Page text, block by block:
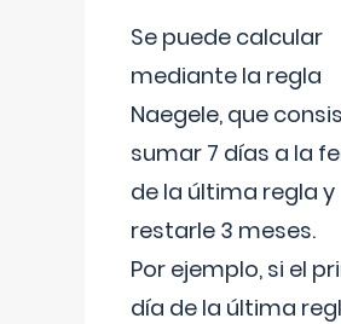
Se puede calcular
mediante la regla
Naegele, que
sumar 7 días a la
de la última regla y
restarle 3 meses.
Por ejemplo, si el
día de la última